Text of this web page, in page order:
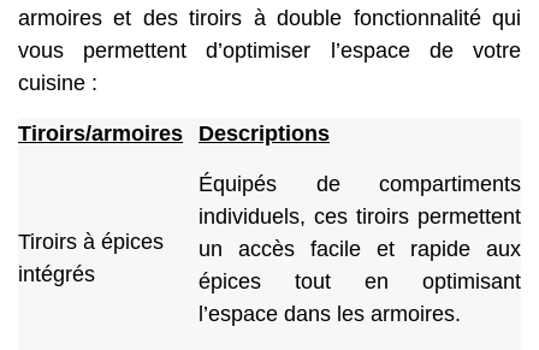
armoires et des tiroirs à double fonctionnalité qui
vous permettent d’optimiser l’espace de votre
cuisine :
Tiroirs/armoires Descriptions
Tiroirs à épices
intégrés
Équipés de compartiments
individuels, ces tiroirs permettent
un accès facile et rapide aux
épices tout en optimisant
l’espace dans les armoires.